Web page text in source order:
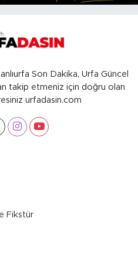
Son Dakika, Urfa Güncel
takip etmeniz için doğru olan
urfadasin.com
Fikstür